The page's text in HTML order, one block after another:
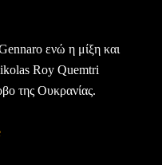
ενώ η μίξη και
Roy Quemtri
της Ουκρανίας.